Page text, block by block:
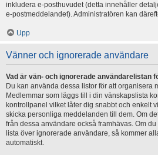
inkludera e-posthuvudet (detta innehåller
e-postmeddelandet). Administratören kan
Upp
Vänner och ignorerade användare
Vad är vän- och ignorerade användarelistan
Du kan använda dessa listor för att organisera
Medlemmar som läggs till i din vänskapslista
kontrollpanel vilket låter dig snabbt och enkelt
skicka personliga meddelanden till dem. Om
från dessa användare också framhävas. Om
lista över ignorerade användare, så kommer
automatiskt.